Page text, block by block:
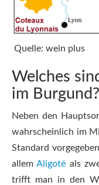
Quelle: wein plus
Welches
im Burgund?
Neben den
wahrscheinlich im
Standard
allemAligoté als
trifft man in den